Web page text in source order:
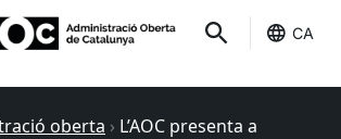
CA
oberta › L’AOC presenta a